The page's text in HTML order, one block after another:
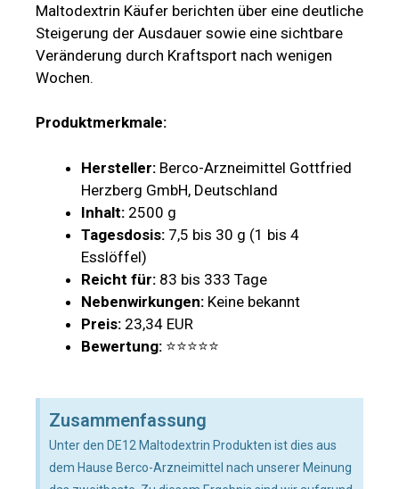
Maltodextrin Käufer berichten über eine deutliche
Steigerung der Ausdauer sowie eine sichtbare
Veränderung durch Kraftsport nach wenigen
Wochen.
Produktmerkmale:
Hersteller: Berco-Arzneimittel Gottfried
Herzberg GmbH, Deutschland
Inhalt: 2500 g
Tagesdosis: 7,5 bis 30 g (1 bis 4
Esslöffel)
Reicht für: 83 bis 333 Tage
Nebenwirkungen: Keine bekannt
Preis: 23,34 EUR
Bewertung: ⭐⭐⭐⭐⭐
Zusammenfassung
Unter den DE12 Maltodextrin Produkten ist dies aus
dem Hause Berco-Arzneimittel nach unserer Meinung